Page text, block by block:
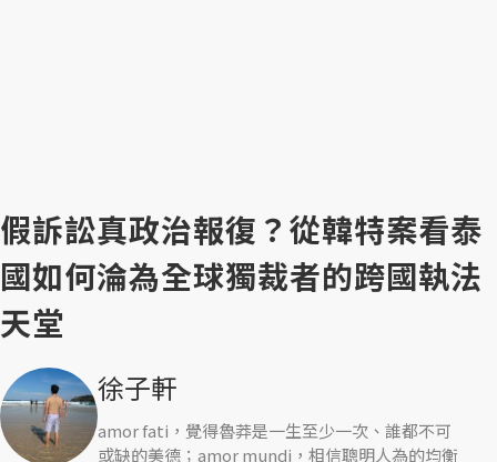
假訴訟真政治報復？從韓特案看泰
國如何淪為全球獨裁者的跨國執法
天堂
徐子軒
amor fati，覺得魯莽是一生至少一次、誰都不可
或缺的美德；amor mundi，相信聰明人為的均衡